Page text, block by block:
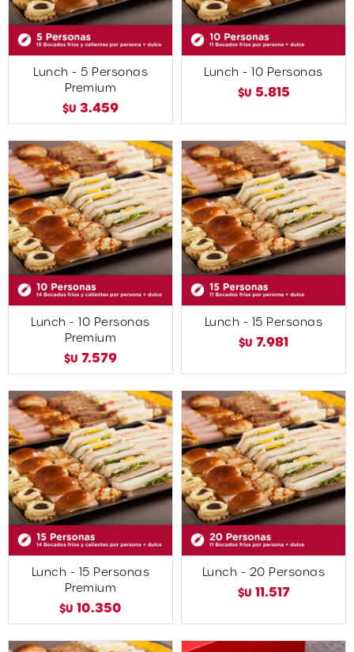
Lunch - 5 Personas
Premium
$U 3.459
Lunch - 10 Personas
$U 5.815
Lunch - 10 Personas
Premium
$U 7.579
Lunch - 15 Personas
$U 7.981
Lunch - 15 Personas
Premium
$U 10.350
Lunch - 20 Personas
$U 11.517